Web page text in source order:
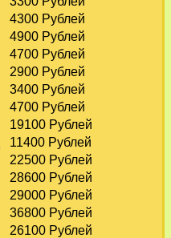
4300 Рублей
4900 Рублей
4700 Рублей
2900 Рублей
3400 Рублей
4700 Рублей
19100 Рублей
11400 Рублей
22500 Рублей
28600 Рублей
29000 Рублей
36800 Рублей
26100 Рублей